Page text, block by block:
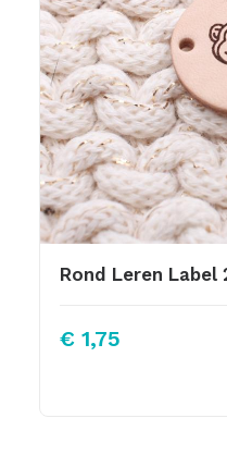
Rond Leren Label
€ 1,75